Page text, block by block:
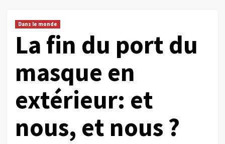
Dans le monde
La fin du port du
masque en
extérieur: et
nous, et nous ?